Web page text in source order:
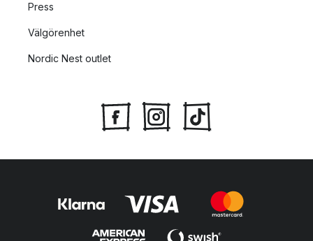
Press
Välgörenhet
Nordic Nest outlet